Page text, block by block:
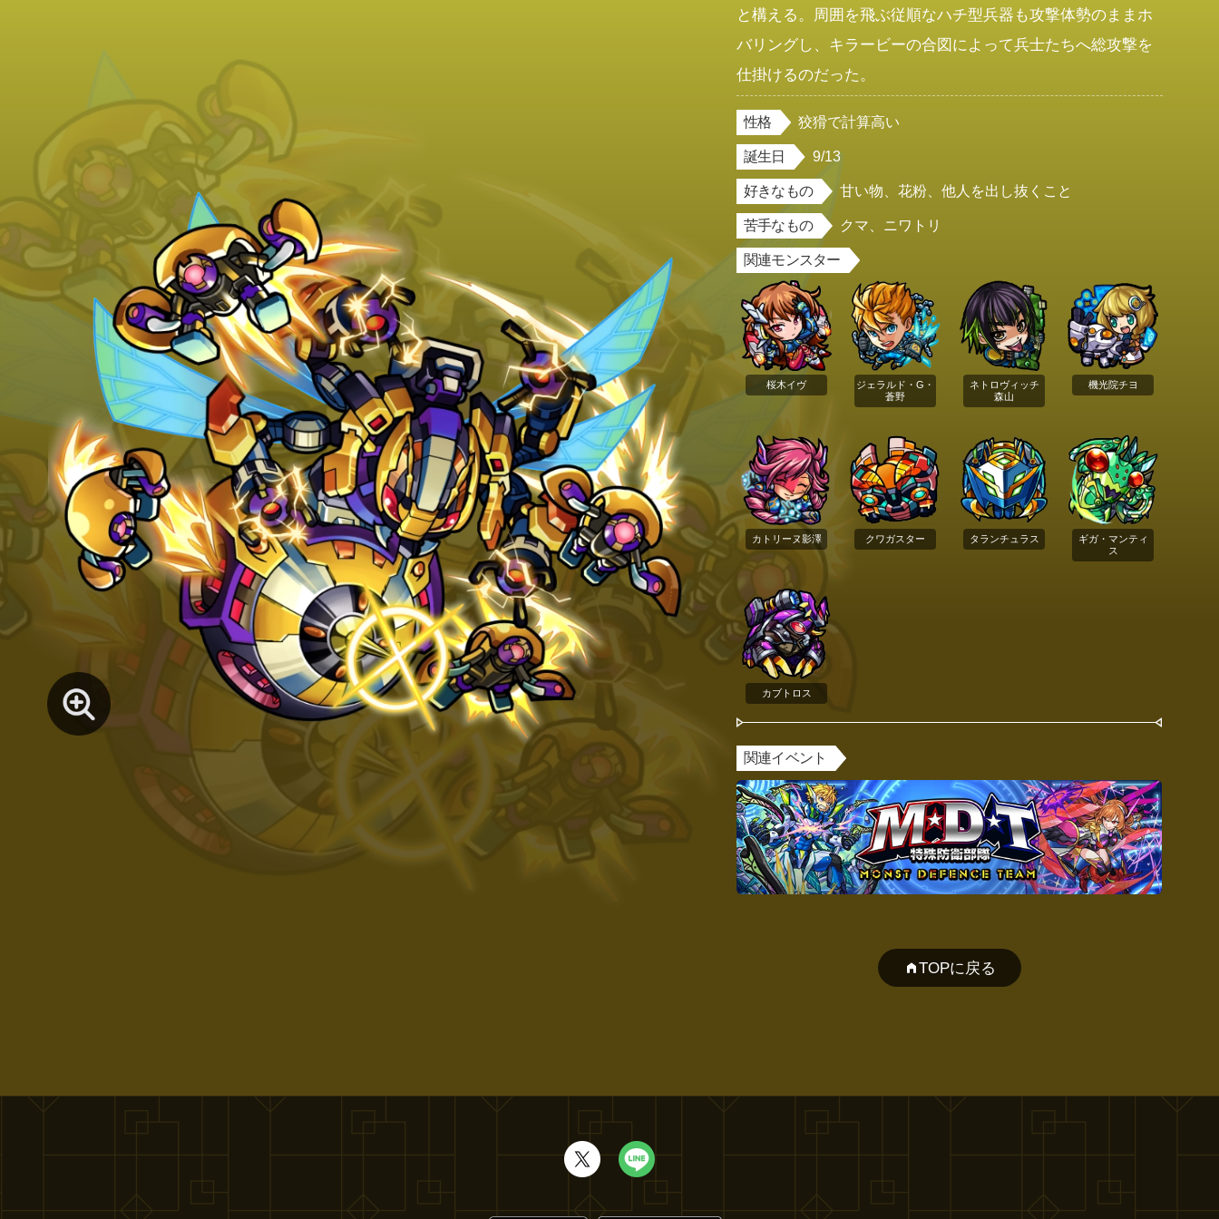
と構える。周囲を飛ぶ従順なハチ型兵器も攻撃体勢のままホ
バリングし、キラービーの合図によって兵士たちへ総攻撃を
仕掛けるのだった。
性格 狡猾で計算高い
誕生日 9/13
好きなもの 甘い物、花粉、他人を出し抜くこと
苦手なもの クマ、ニワトリ
関連モンスター
桜木イヴ
ジェラルド・G・
蒼野
ネトロヴィッチ
森山
機光院チヨ
カトリーヌ影澤 クワガスター タランチュラス
ギガ・マンティ
ス
カブトロス
関連イベント
TOPに戻る